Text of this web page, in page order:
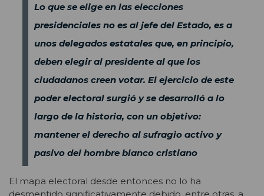
Lo que se elige en las elecciones
presidenciales no es al jefe del Estado, es a
unos delegados estatales que, en principio,
deben elegir al presidente al que los
ciudadanos creen votar. El ejercicio de este
poder electoral surgió y se desarrolló a lo
largo de la historia, con un objetivo:
mantener el derecho al sufragio activo y
pasivo del hombre blanco cristiano
El mapa electoral desde entonces no lo ha